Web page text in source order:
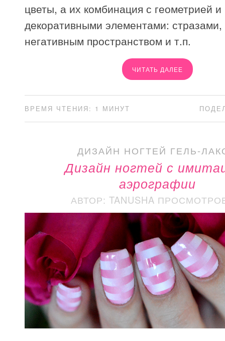
цветы, а их комбинация с геометрией и
декоративными элементами:
негативным пространством и т.п.
ЧИТАТЬ ДАЛЕЕ
ВРЕМЯ ЧТЕНИЯ: 1 МИНУТ
ДИЗАЙН НОГТЕЙ ГЕЛЬ-
Дизайн ногтей с
аэрографии
АВТОР: TANUSHA